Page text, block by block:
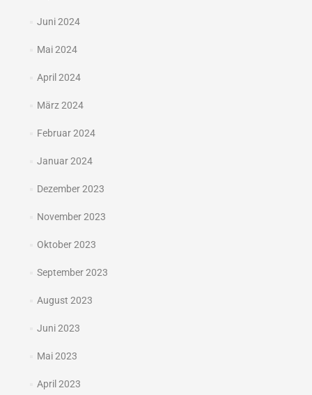
Juni 2024
Mai 2024
April 2024
März 2024
Februar 2024
Januar 2024
Dezember 2023
November 2023
Oktober 2023
September 2023
August 2023
Juni 2023
Mai 2023
April 2023